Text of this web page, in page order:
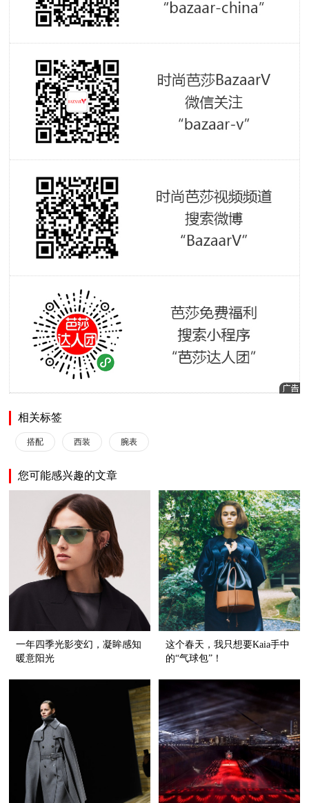
相关标签
搭配 西装 腕表
您可能感兴趣的文章
一年四季光影变幻，凝眸感知
暖意阳光
这个春天，我只想要Kaia手中
的“气球包”！